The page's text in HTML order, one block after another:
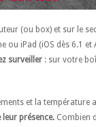
(ou box) et sur le
iPad (iOS dès 6.1 et
surveiller : sur votre
et la température
présence. Combien